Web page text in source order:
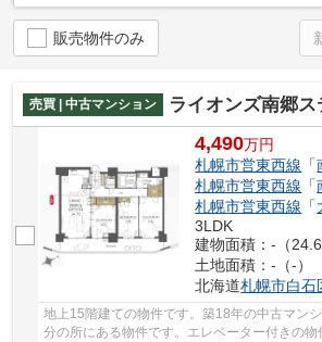
販売物件のみ
売買 | 中古マンション ライオンズ南郷ステーション
4,490万円
札幌市営東西線 「
札幌市営東西線 「
札幌市営東西線 「
3LDK
建物面積：-（
土地面積：-（-）
北海道札幌市白石
地上15階建ての物件です。築18年の中古マン
分の所にある物件です。エレベーター付きの